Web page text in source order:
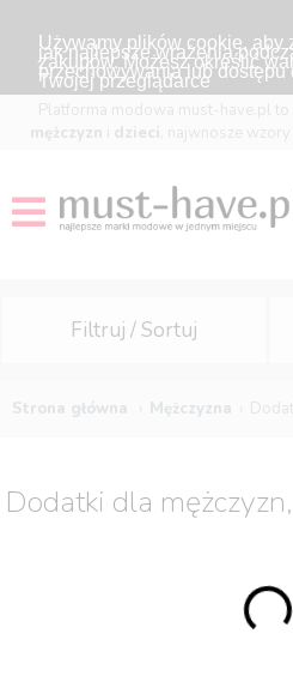
Używamy plików cookie, aby
jak najlepsze wrażenia
zakupów. Możesz określić
przechowywania lub dostępu
Twojej przeglądarce
Platforma modowa must-have.pl
mężczyzn
dzieci , najwnosze wzory
Filtruj / Sortuj
Strona główna Mężczyzna
Dodatki dla